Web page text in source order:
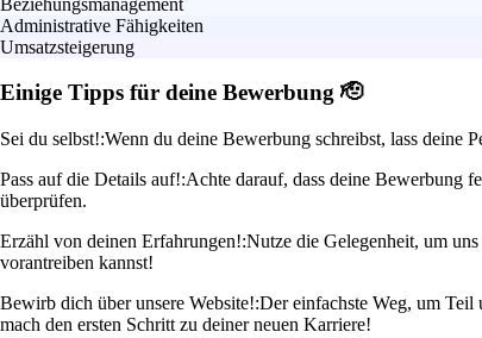
Administrative Fähigkeiten
Umsatzsteigerung
Einige Tipps für deine Bewerbung 🫡
Sei du selbst!:Wenn du deine Bewerbung schreibst, lass deine
Pass auf die Details auf!:Achte darauf, dass deine Bewerbung
überprüfen.
Erzähl von deinen Erfahrungen!:Nutze die Gelegenheit, um
vorantreiben kannst!
Bewirb dich über unsere Website!:Der einfachste Weg, um Teil
mach den ersten Schritt zu deiner neuen Karriere!